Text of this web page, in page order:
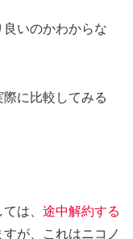
良いのかわからな
に比較してみる
は、 途中解約する
が、これはニコノ